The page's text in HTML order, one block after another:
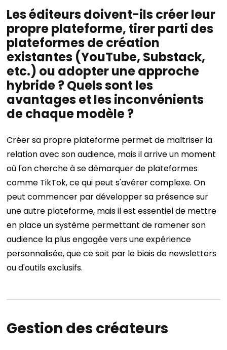
Les éditeurs doivent-ils créer leur
propre plateforme, tirer parti des
plateformes de création
existantes (YouTube, Substack,
etc.) ou adopter une approche
hybride ? Quels sont les
avantages et les inconvénients
de chaque modèle ?
Créer sa propre plateforme permet de maîtriser la
relation avec son audience, mais il arrive un moment
où l'on cherche à se démarquer de plateformes
comme TikTok, ce qui peut s'avérer complexe. On
peut commencer par développer sa présence sur
une autre plateforme, mais il est essentiel de mettre
en place un système permettant de ramener son
audience la plus engagée vers une expérience
personnalisée, que ce soit par le biais de newsletters
ou d'outils exclusifs.
Gestion des créateurs